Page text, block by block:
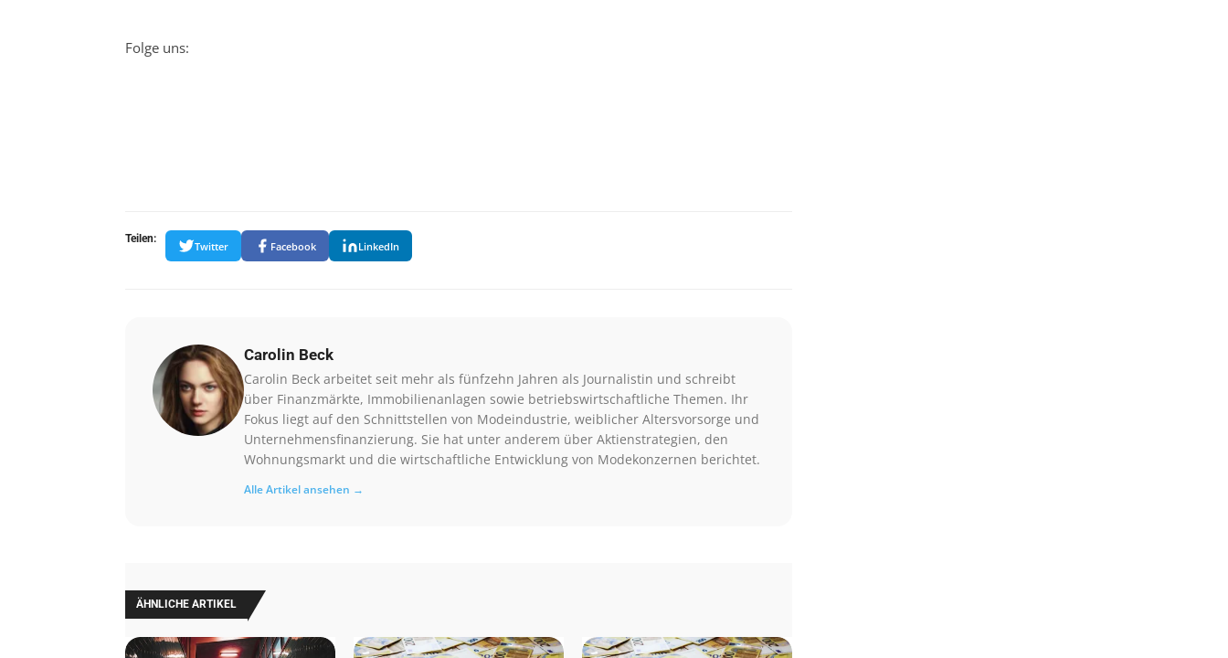
Folge uns:
Teilen:
Twitter Facebook LinkedIn
Carolin Beck
Carolin Beck arbeitet seit mehr als fünfzehn Jahren als Journalistin und schreibt
über Finanzmärkte, Immobilienanlagen sowie betriebswirtschaftliche Themen. Ihr
Fokus liegt auf den Schnittstellen von Modeindustrie, weiblicher Altersvorsorge und
Unternehmensfinanzierung. Sie hat unter anderem über Aktienstrategien, den
Wohnungsmarkt und die wirtschaftliche Entwicklung von Modekonzernen berichtet.
Alle Artikel ansehen →
ÄHNLICHE ARTIKEL